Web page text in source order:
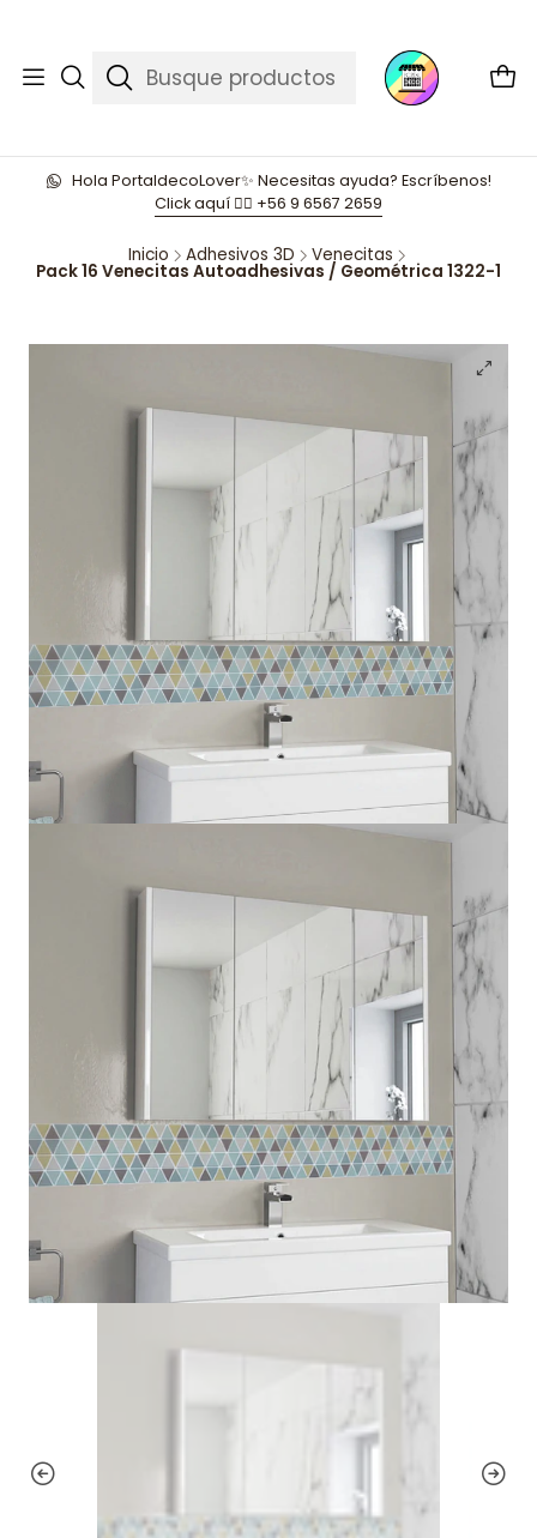
Hola PortaldecoLover✨ Necesitas ayuda? Escríbenos!
Click aquí 👉🏼 +56 9 6567 2659
Inicio Adhesivos 3D Venecitas
Pack 16 Venecitas Autoadhesivas / Geométrica 1322-1